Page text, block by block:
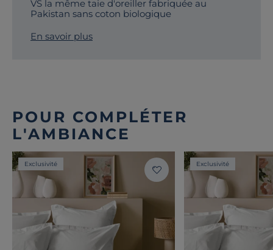
VS la même taie d'oreiller fabriquée au
Pakistan sans coton biologique
En savoir plus
POUR COMPLÉTER
L'AMBIANCE
Exclusivité Exclusivité